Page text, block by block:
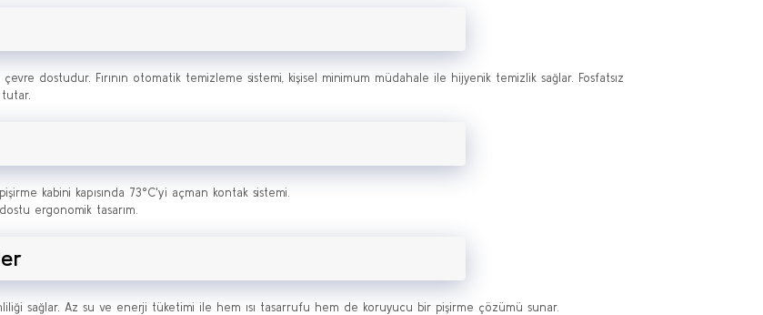
dostudur. Fırının otomatik temizleme sistemi, kişisel minimum müdahale ile hijyenik temizlik sağlar. Fosfatsız
kabini kapısında 73°C'yi açman kontak sistemi.
ergonomik tasarım.
sağlar. Az su ve enerji tüketimi ile hem ısı tasarrufu hem de koruyucu bir pişirme çözümü sunar.